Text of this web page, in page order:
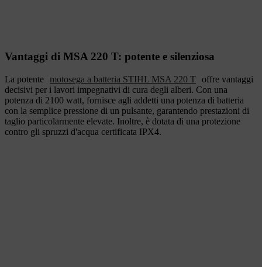
Vantaggi di MSA 220 T: potente e silenziosa
La potente motosega a batteria STIHL MSA 220 T offre vantaggi
decisivi per i lavori impegnativi di cura degli alberi. Con una
potenza di 2100 watt, fornisce agli addetti una potenza di batteria
con la semplice pressione di un pulsante, garantendo prestazioni di
taglio particolarmente elevate. Inoltre, è dotata di una protezione
contro gli spruzzi d'acqua certificata IPX4.